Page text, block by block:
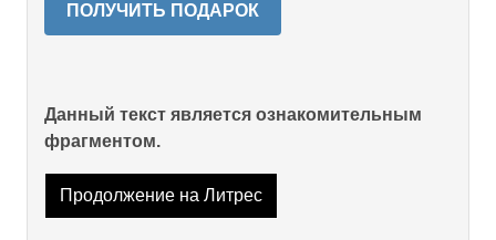
ПОЛУЧИТЬ ПОДАРОК
Данный текст является ознакомительным
фрагментом.
Продолжение на Литрес